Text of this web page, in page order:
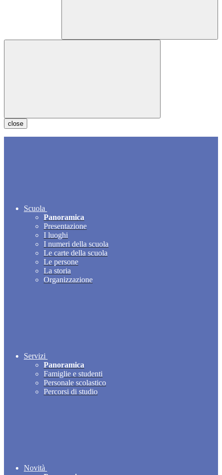
close
Scuola
Panoramica
Presentazione
I luoghi
I numeri della scuola
Le carte della scuola
Le persone
La storia
Organizzazione
Servizi
Panoramica
Famiglie e studenti
Personale scolastico
Percorsi di studio
Novità